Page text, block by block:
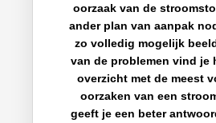
oorzaak van de
ander plan van aanpak
zo volledig mogelijk
van de problemen vind je
overzicht met de meest
oorzaken van een
geeft je een beter